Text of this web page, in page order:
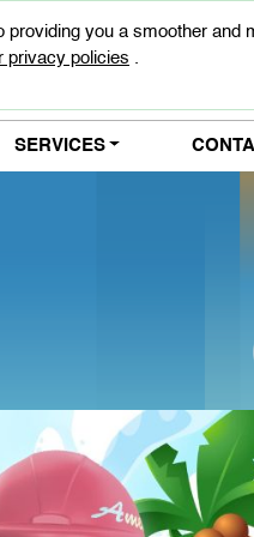
you a smoother and
privacy policies .
SERVICES